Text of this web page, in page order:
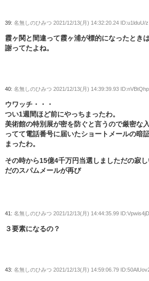
39: 名無しのひみつ 2021/12/13(月) 14:32:20.24 ID:u1lduU/z
霞ヶ関と間違って霞ヶ浦が標的になったとき
謝ってたよね。
40: 名無しのひみつ 2021/12/13(月) 14:39:39.93
ウワッチ・・・
つい1週間ほど前にやっちまったわ。
美術館の特別展が密を防ぐと言うので厳密な
ってて電話番号に届いたショートメールの暗
まったわ。
その時から15億4千万円当選しましただの寂
だのスパムメールが再び
41: 名無しのひみつ 2021/12/13(月) 14:44:35.99 ID:Vpwis4jD
３要素になるの？
43: 名無しのひみつ 2021/12/13(月) 14:59:06.79